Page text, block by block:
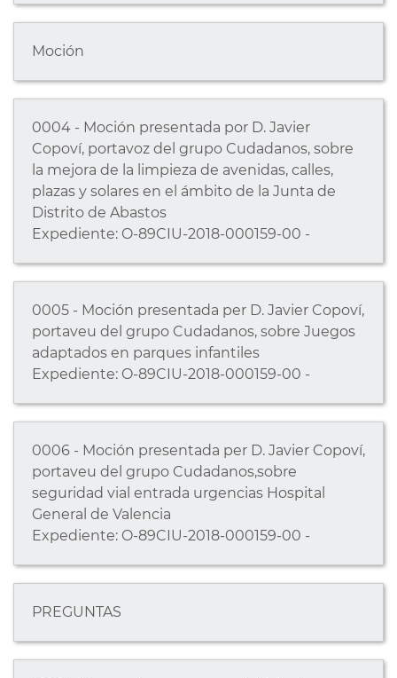
Moción
0004 - Moción presentada por D. Javier
Copoví, portavoz del grupo Cudadanos, sobre
la mejora de la limpieza de avenidas, calles,
plazas y solares en el ámbito de la Junta de
Distrito de Abastos
Expediente: O-89CIU-2018-000159-00 -
0005 - Moción presentada per D. Javier Copoví,
portaveu del grupo Cudadanos, sobre Juegos
adaptados en parques infantiles
Expediente: O-89CIU-2018-000159-00 -
0006 - Moción presentada per D. Javier Copoví,
portaveu del grupo Cudadanos,sobre
seguridad vial entrada urgencias Hospital
General de Valencia
Expediente: O-89CIU-2018-000159-00 -
PREGUNTAS